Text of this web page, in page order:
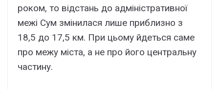
роком, то відстань до адміністративної
межі Сум змінилася лише приблизно з
18,5 до 17,5 км. При цьому йдеться саме
про межу міста, а не про його центральну
частину.